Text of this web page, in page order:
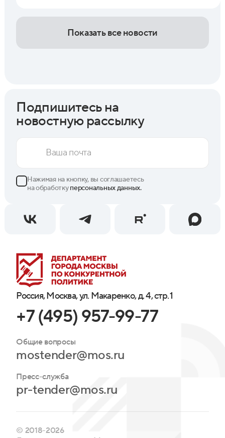
Показать все новости
Россия, Москва, ул. Макаренко, д. 4, стр. 1
+7 (495) 957-99-77
Общие вопросы
mostender@mos.ru
Пресс-служба
pr-tender@mos.ru
Подпишитесь на
новостную рассылку
Нажимая на кнопку, вы соглашаетесь
на обработкуперсональных данных.
© 2018-2026